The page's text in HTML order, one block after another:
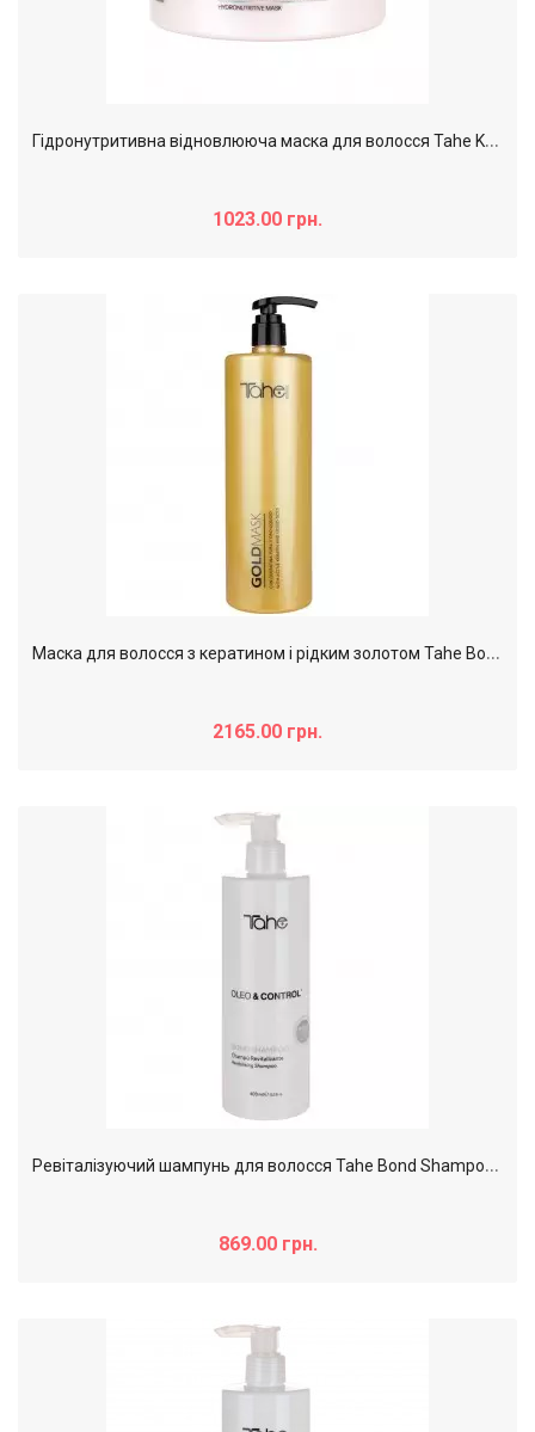
Г
ідронутритивна відновлююча маска для волосся Tahe K-Glicolic Post Mask, 300 мл
1023.00 грн.
М
аска для волосся з кератином і рідким золотом Tahe Botanic Gold Mask, 1000 мл
2165.00 грн.
Р
евіталізуючий шампунь для волосся Tahe Bond Shampoo Oleo & Control, 400 мл
869.00 грн.